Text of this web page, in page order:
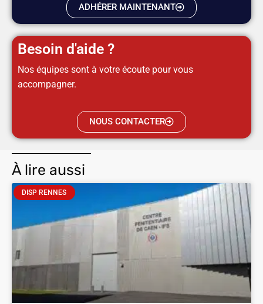
ADHÉRER MAINTENANT
Besoin d'aide ?
Nos équipes sont à votre écoute pour vous
accompagner.
NOUS CONTACTER
À lire aussi
DISP RENNES